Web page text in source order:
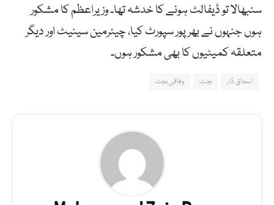
سنبھالا تو ڈیفالٹ ہونے کا خدشہ تھا۔ وزیراعظم کا مشکور
ہوں جنہوں نے بھرپور سپورٹ کیا، چیئرمین سینیٹ اور دیگر
متعلقہ کمیٹیوں کا بھی مشکور ہوں۔
اسحاق ڈار بجٹ وفاقی بجٹ